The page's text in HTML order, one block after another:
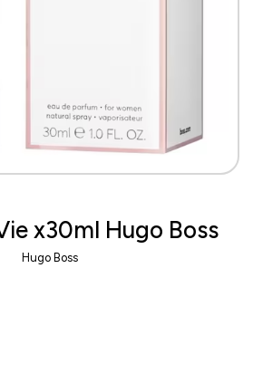
x30ml Hugo Boss
Hugo Boss